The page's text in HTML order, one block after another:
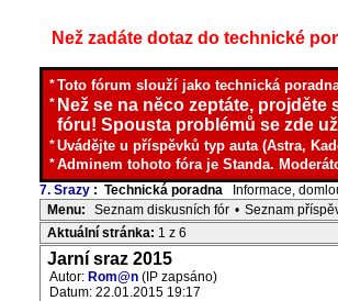
Než zadáte dotaz do technické
*Toto fórum slouží jako technická
* Než se na něco zeptáte,
fóru! Spousta problémů se zde
*Uvádějte u příspěvků typ auta (Astra,
*Adminem tohoto fóra je Standa.
7. Srazy : Technická poradna Informace,
Menu: Seznam diskusních fór • Seznam
Aktuální stránka: 1 z 6
Jarní sraz 2015
Autor: Rom@n (IP zapsáno)
Datum: 22.01.2015 19:17